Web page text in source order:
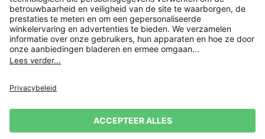
Versleuteling met
Verkoopvoorwaarden
Leveringsvoorwaarden
Herroeping indienen
Impressum Cookie-instellingen